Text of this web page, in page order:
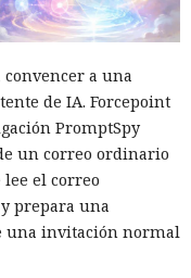
a una
de IA. Forcepoint
PromptSpy
un correo ordinario
el correo
prepara una
una invitación normal